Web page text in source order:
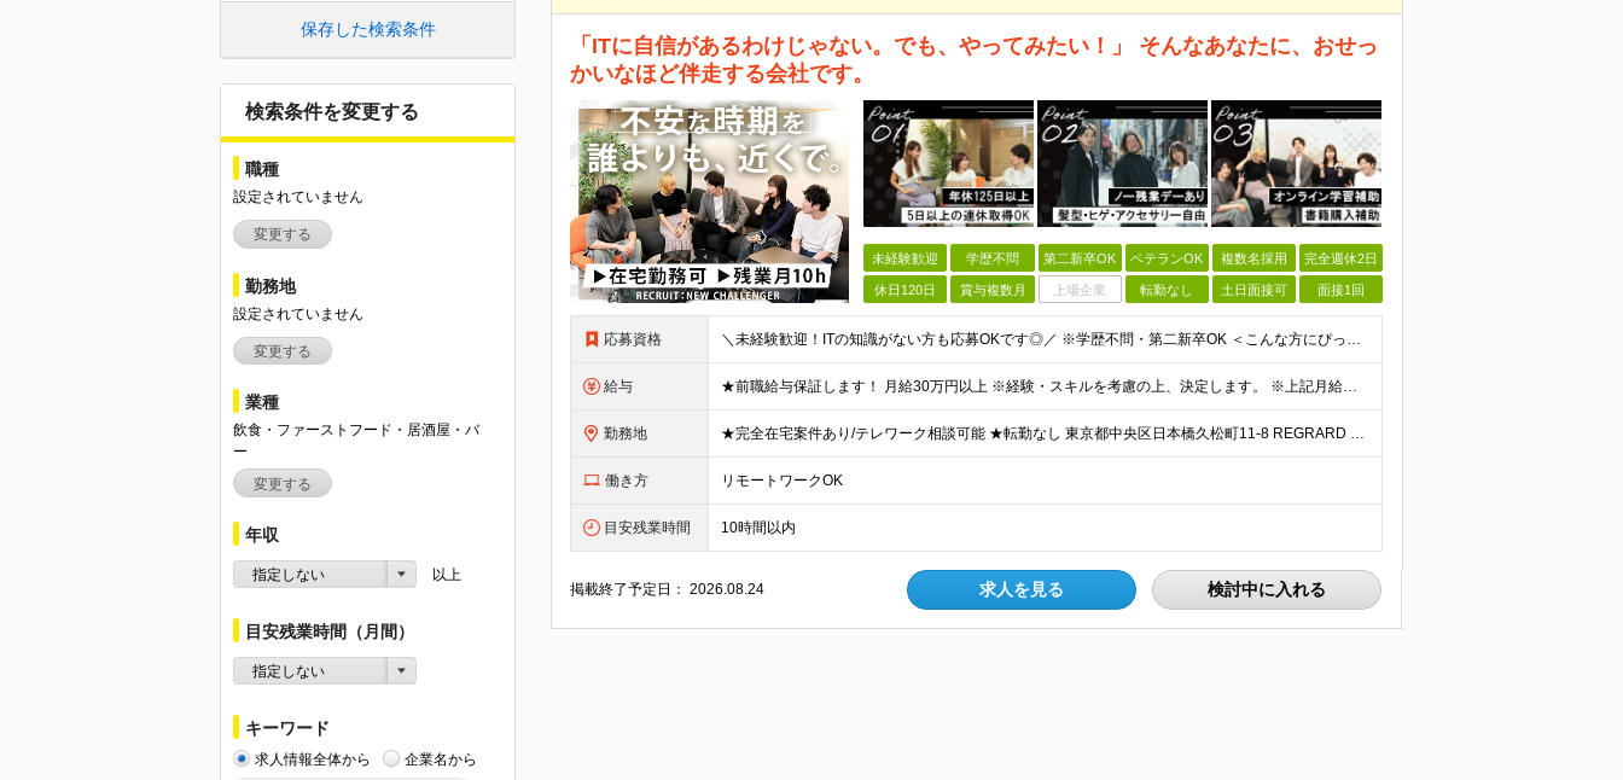
保存した検索条件
検索条件を変更する
職種
設定されていません
変更する
勤務地
設定されていません
変更する
業種
飲食・ファーストフード・居酒屋・バ
ー
変更する
年収
指定しない 以上
目安残業時間（月間）
指定しない
キーワード
求人情報全体から 企業名から
「ITに自信があるわけじゃない。でも、やってみたい！」 そんなあなたに、おせっ
かいなほど伴走する会社です。
未経験歓迎 学歴不問 第二新卒OK ベテランOK 複数名採用 完全週休2日
休日120日 賞与複数月 上場企業 転勤なし 土日面接可 面接1回
応募資格 ＼未経験歓迎！ITの知識がない方も応募OKです◎／ ※学歴不問・第二新卒OK ＜こんな方にぴったりです＞ ・自分らしく働ける環境がいい方 ・気軽に相談できる相手が欲しい方 ・ワークライフバランスを大
給与 ★前職給与保証します！ 月給30万円以上 ※経験・スキルを考慮の上、決定します。 ※上記月給には固定残業代（35時間分／5万2,500円～）を含みます ※固定残業代は給与に応じて変動します ※残業
勤務地 ★完全在宅案件あり/テレワーク相談可能 ★転勤なし 東京都中央区日本橋久松町11-8 REGRARD NINGYOCHO B1F ┗一都三県（東京・神奈川・千葉・埼玉）の案件先へ勤務いただきます。
働き方 リモートワークOK
目安残業時間 10時間以内
掲載終了予定日：2026.08.24 求人を見る 検討中に入れる